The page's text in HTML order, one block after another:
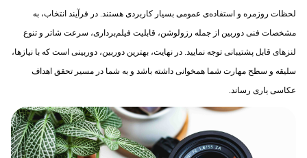
لحظات روزمره و استفاده‌ی عمومی بسیار کاربردی هستند. در فرآیند انتخاب، به
مشخصات فنی دوربین از جمله رزولوشن، قابلیت فیلم‌برداری، سرعت شاتر و تنوع
لنزهای قابل پشتیبانی توجه نمایید. در نهایت، بهترین دوربین، دوربینی است که با نیازها،
سلیقه و سطح مهارت شما همخوانی داشته باشد و به شما در مسیر تحقق اهداف
عکاسی یاری رساند.